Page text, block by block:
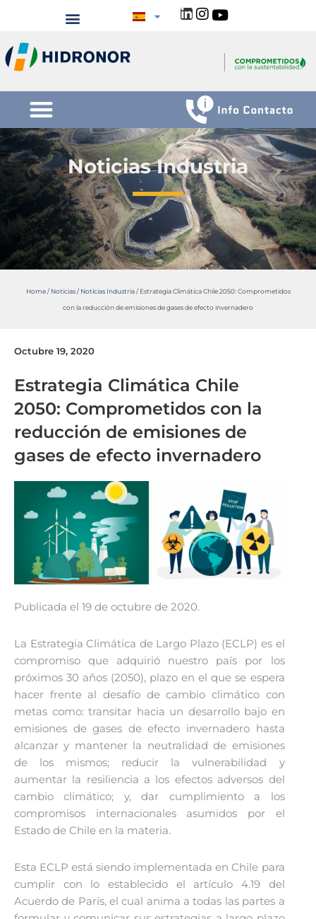
Noticias Industria
Home/ Noticias/ Noticias Industria/ Estrategia Climática Chile 2050: Comprometidos
con la reducción de emisiones de gases de efecto invernadero
Octubre 19, 2020
Estrategia Climática Chile
2050: Comprometidos con la
reducción de emisiones de
gases de efecto invernadero
Publicada el 19 de octubre de 2020.
La Estrategia Climática de Largo Plazo (ECLP) es el
compromiso que adquirió nuestro país por los
próximos 30 años (2050), plazo en el que se espera
hacer frente al desafío de cambio climático con
metas como: transitar hacia un desarrollo bajo en
emisiones de gases de efecto invernadero hasta
alcanzar y mantener la neutralidad de emisiones
de los mismos; reducir la vulnerabilidad y
aumentar la resiliencia a los efectos adversos del
cambio climático; y, dar cumplimiento a los
compromisos internacionales asumidos por el
Estado de Chile en la materia.
Esta ECLP está siendo implementada en Chile para
cumplir con lo establecido el artículo 4.19 del
Acuerdo de París, el cual anima a todas las partes a